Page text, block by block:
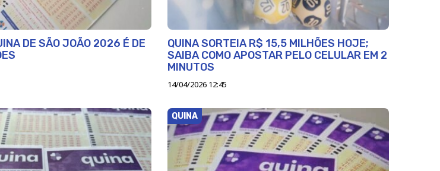
DE SÃO JOÃO 2026 É DE
QUINA SORTEIA R$ 15,5 MILHÕES HOJE;
SAIBA COMO APOSTAR PELO CELULAR EM 2
MINUTOS
14/04/2026 12:45
QUINA